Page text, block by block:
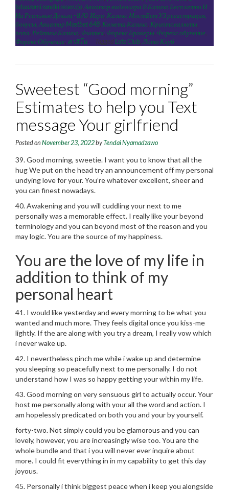
tatuazami randki recenzja, Авиатор видеоигра В Казино Бесплатно И
На Реальные Деньги - 870, Игра, Казино МостБет УЗ регистрация,
бонусы, Авиатор Mostbet 648, Комета Казино, Криптовалюты,
попа, Рейтинг Казино, Финтех, Форекс Брокеры, Форекс обучение,
Форекс Обучение, คาสิโน Tagged Loto Club, Лото Клуб
Sweetest “Good morning”
Estimates to help you Text
message Your girlfriend
Posted on November 23, 2022byTendai Nyamadzawo
39. Good morning, sweetie. I want you to know that all the
hug We put on the head try an announcement off my personal
undying love for your. You’re whatever excellent, sheer and
you can finest nowadays.
40. Awakening and you will cuddling your next to me
personally was a memorable effect. I really like your beyond
terminology and you can beyond most of the reason and you
may logic. You are the source of my happiness.
You are the love of my life in
addition to think of my
personal heart
41. I would like yesterday and every morning to be what you
wanted and much more. They feels digital once you kiss-me
lightly. If the are along with you try a dream, I really vow which
i never wake up.
42. I nevertheless pinch me while i wake up and determine
you sleeping so peacefully next to me personally. I do not
understand how I was so happy getting your within my life.
43. Good morning on very sensuous girl to actually occur. Your
host me personally along with your all the word and action. I
am hopelessly predicated on both you and your by yourself.
forty-two. Not simply could you be glamorous and you can
lovely, however, you are increasingly wise too. You are the
whole bundle and that i you will never ever inquire about
more. I could fit everything in in my capability to get this day
joyous.
45. Personally i think biggest peace when i keep you alongside